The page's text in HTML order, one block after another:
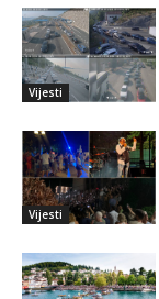
Vijesti
Vijesti